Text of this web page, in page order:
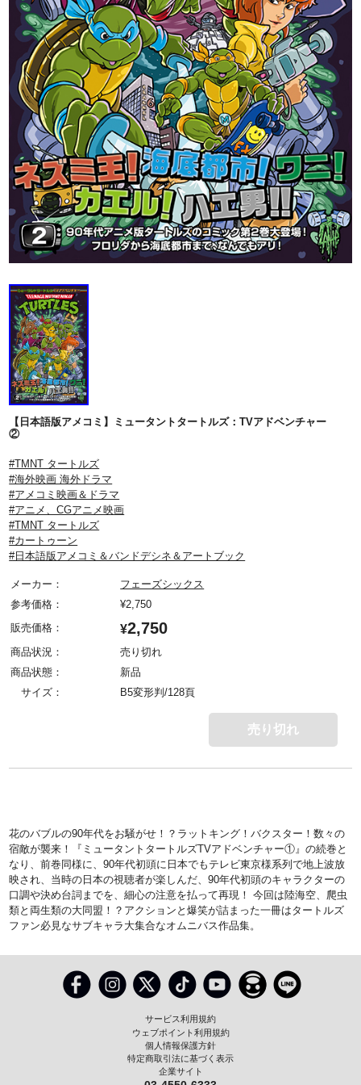
【日本語版アメコミ】ミュータントタートルズ：TVアドベンチャー
②
#TMNT タートルズ
#海外映画 海外ドラマ
#アメコミ映画＆ドラマ
#アニメ、CGアニメ映画
#TMNT タートルズ
#カートゥーン
#日本語版アメコミ＆バンドデシネ＆アートブック
メーカー：
フェーズシックス
参考価格：
¥2,750
販売価格：
¥2,750
商品状況：
売り切れ
商品状態：
新品
サイズ：
B5変形判/128頁
売り切れ
花のバブルの90年代をお騒がせ！？ラットキング！バクスター！数々の
宿敵が襲来！『ミュータントタートルズTVアドベンチャー①』の続巻と
なり、前巻同様に、90年代初頭に日本でもテレビ東京様系列で地上波放
映され、当時の日本の視聴者が楽しんだ、90年代初頭のキャラクターの
口調や決め台詞までを、細心の注意を払って再現！ 今回は陸海空、爬虫
類と両生類の大同盟！？アクションと爆笑が詰まった一冊はタートルズ
ファン必見なサブキャラ大集合なオムニバス作品集。
サービス利用規約
ウェブポイント利用規約
個人情報保護方針
特定商取引法に基づく表示
企業サイト